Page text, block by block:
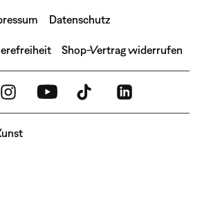
Datenschutz
Shop-Vertrag widerrufen